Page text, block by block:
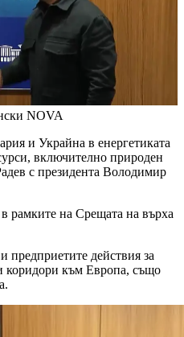
NOVA
и Украйна в енергетиката
включително природен
с президента Володимир
рамките на Срещата на върха
предприетите действия за
коридори към Европа, също